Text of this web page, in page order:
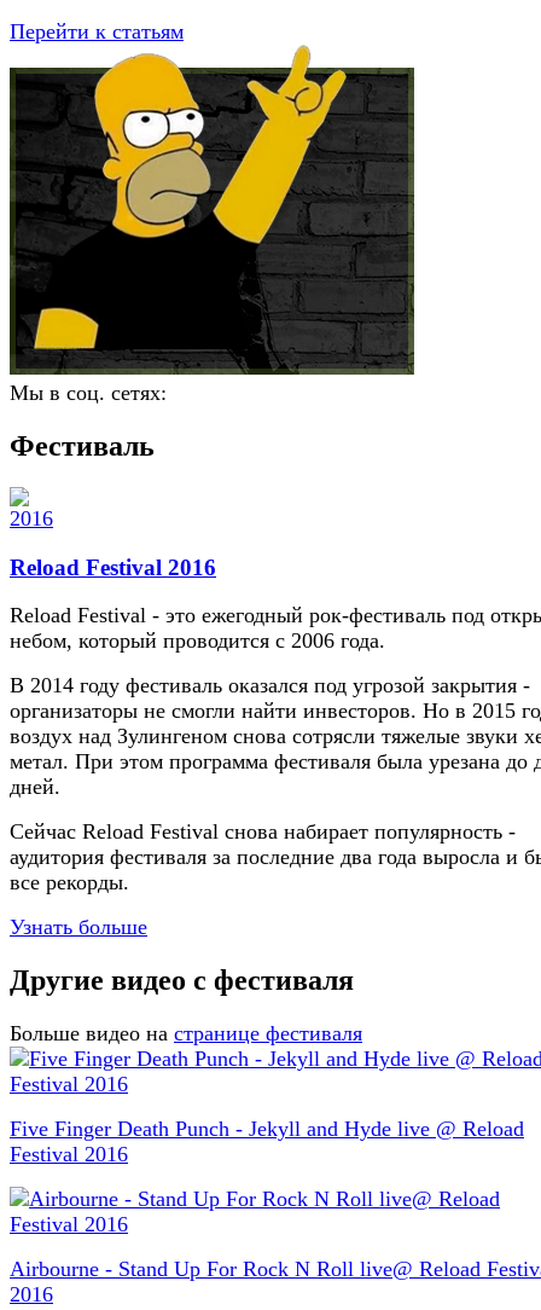
Перейти к статьям
Мы в соц. сетях:
Фестиваль
Reload Festival 2016
Reload Festival - это ежегодный рок-фестиваль под
небом, который проводится с 2006 года.
В 2014 году фестиваль оказался под угрозой закрытия -
организаторы не смогли найти инвесторов. Но в 2015
воздух над Зулингеном снова сотрясли тяжелые звуки
метал. При этом программа фестиваля была урезана до
дней.
Сейчас Reload Festival снова набирает популярность -
аудитория фестиваля за последние два года выросла и
все рекорды.
Узнать больше
Другие видео с фестиваля
Больше видео на странице фестиваля
Five Finger Death Punch - Jekyll and Hyde live @ Reload
Festival 2016
Airbourne - Stand Up For Rock N Roll live@ Reload
2016